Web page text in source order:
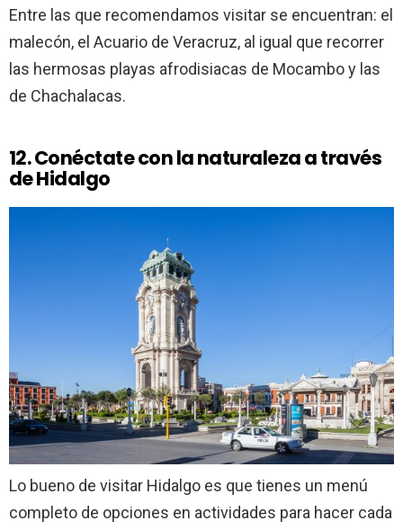
Entre las que recomendamos visitar se encuentran: el
malecón, el Acuario de Veracruz, al igual que recorrer
las hermosas playas afrodisiacas de Mocambo y las
de Chachalacas.
12.Conéctate con la naturaleza a través
de Hidalgo
Lo bueno de visitar Hidalgo es que tienes un menú
completo de opciones en actividades para hacer cada